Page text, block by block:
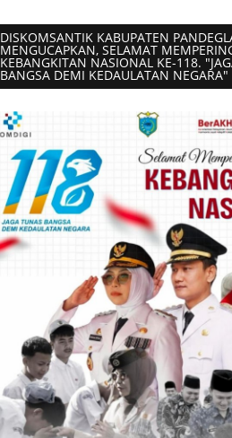
DISKOMSANTIK KABUPATEN
MENGUCAPKAN, SELAMAT
KEBANGKITAN NASIONAL KE-118.
BANGSA DEMI KEDAULATAN NEGARA"